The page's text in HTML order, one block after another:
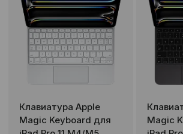
Клавиатура Apple
Magic Keyboard для
Magic